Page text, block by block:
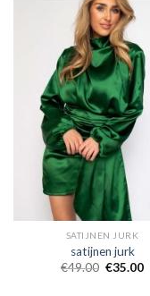
SATIJNEN JURK
satijnen jurk
€49.00 €35.00